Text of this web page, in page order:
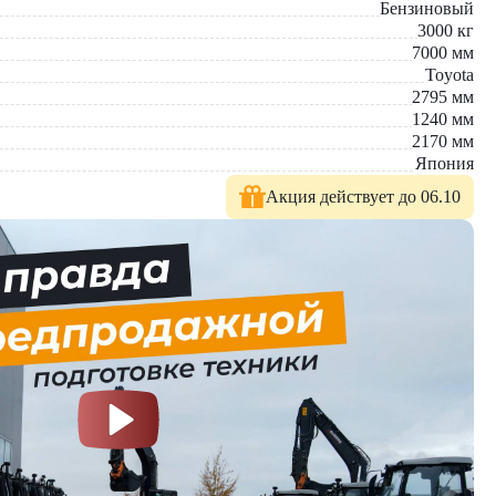
нас вы найдете: широкий выбор спецтехники, вилочных
по выбору техники.
Бензиновый
3000 кг
7000 мм
Toyota
2795 мм
1240 мм
2170 мм
Япония
Акция действует до 06.10